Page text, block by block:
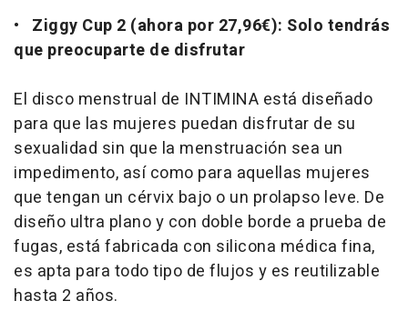
• Ziggy Cup 2 (ahora por 27,96€): Solo tendrás
que preocuparte de disfrutar
El disco menstrual de INTIMINA está diseñado
para que las mujeres puedan disfrutar de su
sexualidad sin que la menstruación sea un
impedimento, así como para aquellas mujeres
que tengan un cérvix bajo o un prolapso leve. De
diseño ultra plano y con doble borde a prueba de
fugas, está fabricada con silicona médica fina,
es apta para todo tipo de flujos y es reutilizable
hasta 2 años.